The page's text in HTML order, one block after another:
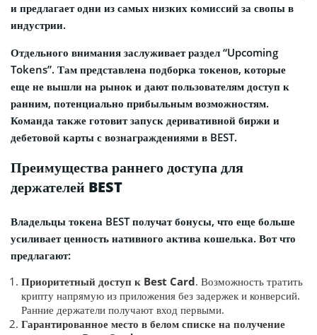
и предлагает одни из самых низких комиссий за свопы в
индустрии.
Отдельного внимания заслуживает раздел “Upcoming
Tokens”. Там представлена подборка токенов, которые
еще не вышли на рынок и дают пользователям доступ к
ранним, потенциально прибыльным возможностям.
Команда также готовит запуск деривативной биржи и
дебетовой карты с вознаграждениями в BEST.
Преимущества раннего доступа для
держателей BEST
Владельцы токена BEST получат бонусы, что еще больше
усиливает ценность нативного актива кошелька. Вот что
предлагают:
Приоритетный доступ к Best Card. Возможность тратить
крипту напрямую из приложения без задержек и конверсий.
Ранние держатели получают вход первыми.
Гарантированное место в белом списке на получение